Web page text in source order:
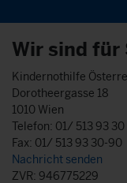
Wir sind für
Kindernothilfe
Dorotheergasse 18
1010 Wien
Telefon: 01/ 513 93 30
Fax: 01/ 513 93 30-90
Nachricht senden
ZVR: 946775229